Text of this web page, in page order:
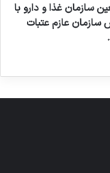
سازمان غذا و دارو با
سازمان عازم عتبات